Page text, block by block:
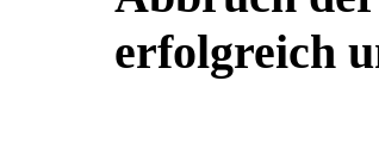
erfolgreich